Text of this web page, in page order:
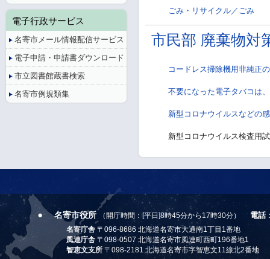
ごみ・リサイクル／ごみ
市民部 廃棄物対
コードレス掃除機用非純正
不要になった電子タバコは
新型コロナウイルスなどの
新型コロナウイルス検査用
電子行政サービス
名寄市メール情報配信サービス
電子申請・申請書ダウンロード
市立図書館蔵書検索
名寄市例規類集
名寄市役所 （開庁時間：[平日]8時45分から17時30分） 電話
名寄庁舎 〒096-8686 北海道名寄市大通南1丁目1番地
風連庁舎 〒098-0507 北海道名寄市風連町西町196番地1
智恵文支所 〒098-2181 北海道名寄市字智恵文11線北2番地